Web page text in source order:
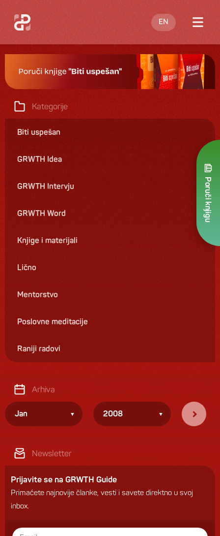
EN
O meni
Blog
Knjige
Kontakt
Poruči knjigu
Kategorije
Biti uspešan
GRWTH Idea
GRWTH Intervju
GRWTH Word
Knjige i materijali
Lično
Mentorstvo
Poslovne meditacije
Raniji radovi
Arhiva
Jan 2008
Newsletter
Prijavite se na GRWTH Guide
Primaćete najnovije članke, vesti i savete direktno u svoj
inbox.